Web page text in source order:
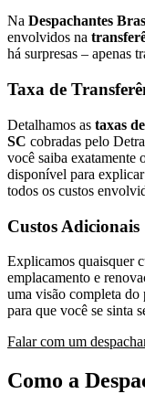
Na Despachantes
envolvidos na
há surpresas – apenas
Taxa de
Detalhamos as taxas
SC cobradas pelo
você saiba exatamente
disponível para
todos os custos
Custos Adicionais
Explicamos quaisquer
emplacamento e
uma visão completa do
para que você se sinta
Falar com um
Como a